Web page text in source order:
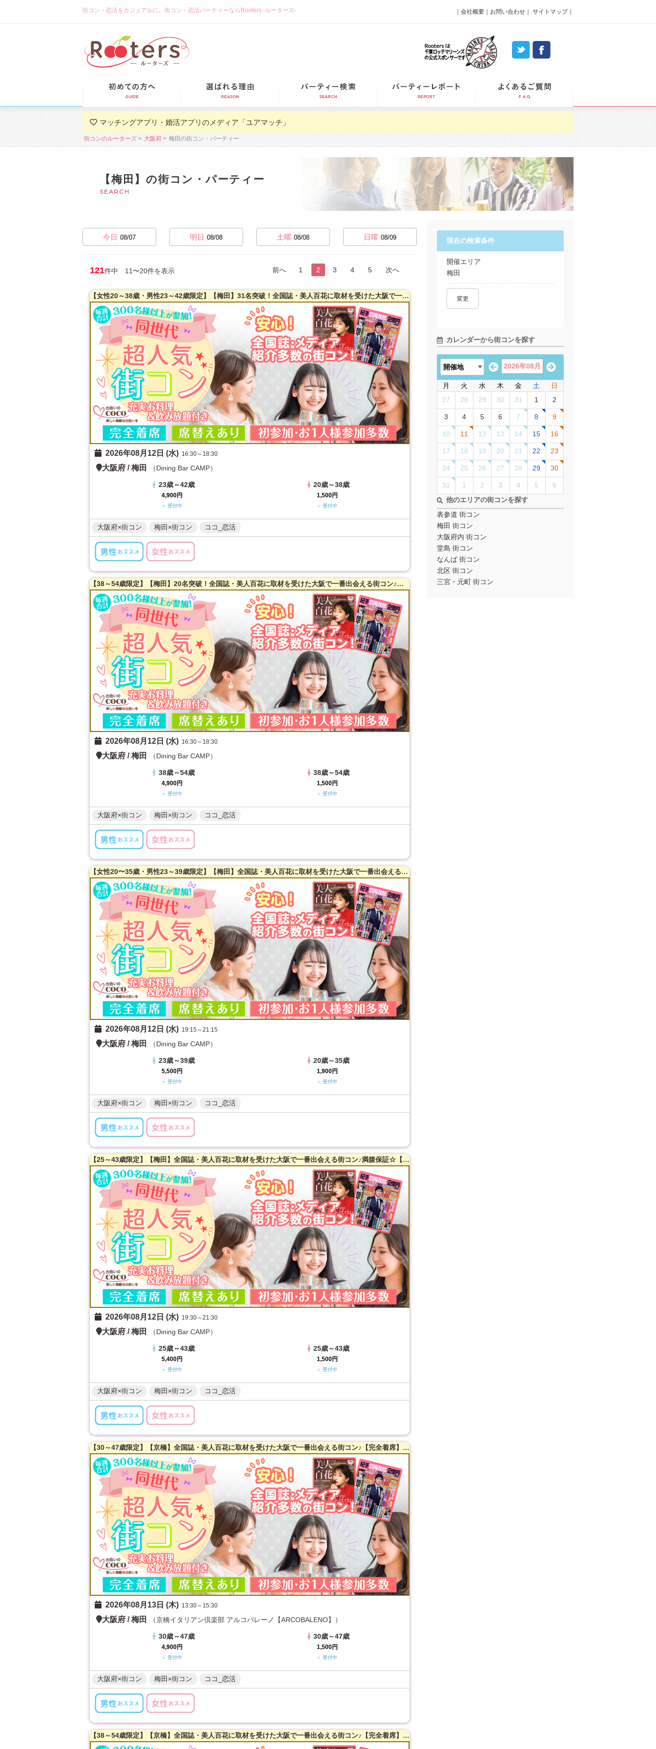
街コン・恋活をカジュアルに。街コン・恋活パーティーならRooters -ルーターズ- 会社概要 お問い合わせ サイトマップ｜
マッチングアプリ・婚活アプリのメディア「ユアマッチ」
街コンのルーターズ 大阪府 梅田の街コン・パーティー
【梅田】の街コン・パーティー
SEARCH
今日 08/07 明日 08/08 土曜 08/08 日曜 08/09
前へ 1 2 3 4 5 次へ
121件中 11〜20件を表示
【女性20～38歳・男性23～42歳限定】【梅田】31名突破！全国誌・美人百花に取材を受けた大阪で一番出会える街コン♪満腹保証☆【たっぷりお肉】室内バーベキュー街コン♪【充実お料理＆飲み放題付】超オシャレ隠れ家ダイニング貸切☆同世代で楽しむ♪席替えあり！
2026年08月12日 (水) 16:30～18:30
大阪府 /梅田 （Dining Bar CAMP）
23歳～42歳
4,900円
○ 受付中
20歳～38歳
1,500円
○ 受付中
大阪府×街コン 梅田×街コン ココ_恋活
【38～54歳限定】【梅田】20名突破！全国誌・美人百花に取材を受けた大阪で一番出会える街コン♪満腹保証☆【たっぷりお肉】室内バーベキュー街コン♪【充実お料理＆飲み放題付】超オシャレ隠れ家ダイニング貸切☆同世代で楽しむ♪席替えあり！
2026年08月12日 (水) 16:30～18:30
大阪府 /梅田 （Dining Bar CAMP）
38歳～54歳
4,900円
○ 受付中
38歳～54歳
1,500円
○ 受付中
大阪府×街コン 梅田×街コン ココ_恋活
【女性20〜35歳・男性23～39歳限定】【梅田】全国誌・美人百花に取材を受けた大阪で一番出会える街コン☆【年収６００万以上☆ハイスペ男性限定！】満腹保証☆【たっぷりお肉】室内バーベキュー街コン♪【充実お料理＆飲み放題付】超オシャレ隠れ家ダイニング貸切☆同世代で楽しむ♪席替えあり！
2026年08月12日 (水) 19:15～21:15
大阪府 /梅田 （Dining Bar CAMP）
23歳～39歳
5,500円
○ 受付中
20歳～35歳
1,900円
○ 受付中
大阪府×街コン 梅田×街コン ココ_恋活
【25～43歳限定】【梅田】全国誌・美人百花に取材を受けた大阪で一番出会える街コン♪満腹保証☆【当たる！と有名な女性占い師によるオラクルカード占い】を体験できます！【たっぷりお肉】室内バーベキュー街コン♪【充実お料理＆飲み放題付】超オシャレ隠れ家ダイニング貸切☆同世代で楽しむ♪席替えあり！
2026年08月12日 (水) 19:30～21:30
大阪府 /梅田 （Dining Bar CAMP）
25歳～43歳
5,400円
○ 受付中
25歳～43歳
1,500円
○ 受付中
大阪府×街コン 梅田×街コン ココ_恋活
【30～47歳限定】【京橋】全国誌・美人百花に取材を受けた大阪で一番出会える街コン♪【完全着席】超オシャレ・隠れ家レストラン貸切☆【真剣婚活男女】で楽しむ♪【カジュアルな雰囲気】だから交流しやすい♪LINE交換自由＆席替えあり！
2026年08月13日 (木) 13:30～15:30
大阪府 /梅田 （京橋イタリアン倶楽部 アルコバレーノ【ARCOBALENO】）
30歳～47歳
4,900円
○ 受付中
30歳～47歳
1,500円
○ 受付中
大阪府×街コン 梅田×街コン ココ_恋活
【38～54歳限定】【京橋】全国誌・美人百花に取材を受けた大阪で一番出会える街コン♪【完全着席】超オシャレ・隠れ家レストラン貸切☆【真剣婚活男女】で楽しむ♪【カジュアルな雰囲気】だから交流しやすい♪LINE交換自由＆席替えあり！
現在の検索条件
開催エリア
梅田
変更
カレンダーから街コンを探す
2026年08月
月 火 水 木 金 土
日
27
28 29 30 31 1 2
3 4 5 6 7 8 9
10 11 12 13 14 15 16
17 18 19 20 21 22 23
24 25 26 27 28 29 30
31 1 2 3 4 5
6
他のエリアの街コンを探す
表参道 街コン
梅田 街コン
大阪府内 街コン
堂島 街コン
なんば 街コン
北区 街コン
三宮・元町 街コン